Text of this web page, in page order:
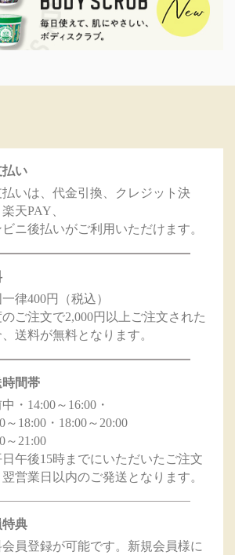
払い
払いは、代金引換、クレジット決
天PAY、
ビニ後払いがご利用いただけます。
律400円（税込）
ご注文で2,000円以上ご注文された
送料が無料となります。
時間帯
・14:00～16:00・
～18:00・18:00～20:00
～21:00
午後15時までにいただいたご注文
営業日以内のご発送となります。
特典
員登録が可能です。新規会員様に